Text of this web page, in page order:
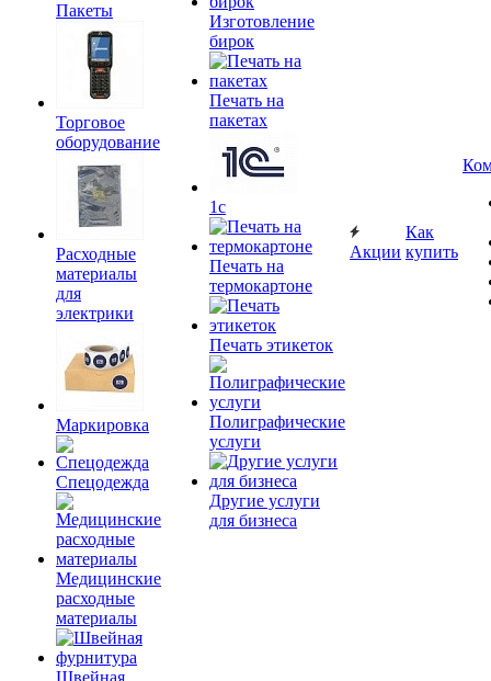
Пакеты
Торговое
оборудование
Расходные
материалы
для
электрики
Маркировка
Спецодежда
Медицинские
расходные
материалы
Швейная
Изготовление
бирок
Печать на
пакетах
1c
Печать на
термокартоне
Печать этикеток
Полиграфические
услуги
Другие услуги
для бизнеса
Акции
Как
купить